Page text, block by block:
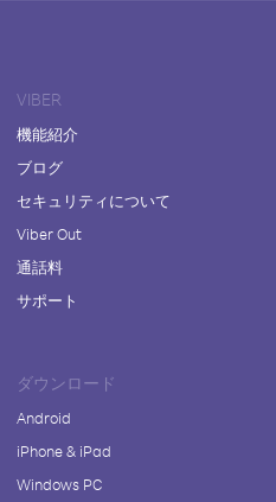
VIBER
機能紹介
ブログ
セキュリティについて
Viber Out
通話料
サポート
ダウンロード
Android
iPhone & iPad
Windows PC